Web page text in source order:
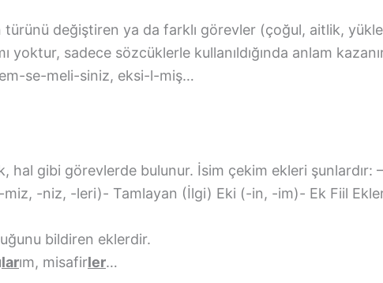
türünü değiştiren ya da farklı görevler (çoğul, aitlik,
sadece sözcüklerle kullanıldığında anlam
se-meli-siniz, eksi-l-miş…
gibi görevlerde bulunur. İsim çekim ekleri şunlardır:
-niz, -leri)- Tamlayan (İlgi) Eki (-in, -im)- Ek Fiil
bildiren eklerdir.
larım, misafirler…